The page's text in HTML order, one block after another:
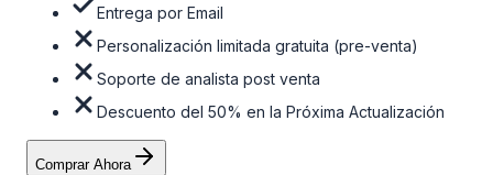
Entrega por Email
Personalización limitada gratuita (pre-venta)
Soporte de analista post venta
Descuento del 50% en la Próxima Actualización
Comprar Ahora